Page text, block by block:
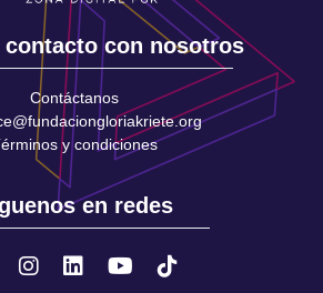
contacto con nosotros
Contáctanos
y condiciones
en redes